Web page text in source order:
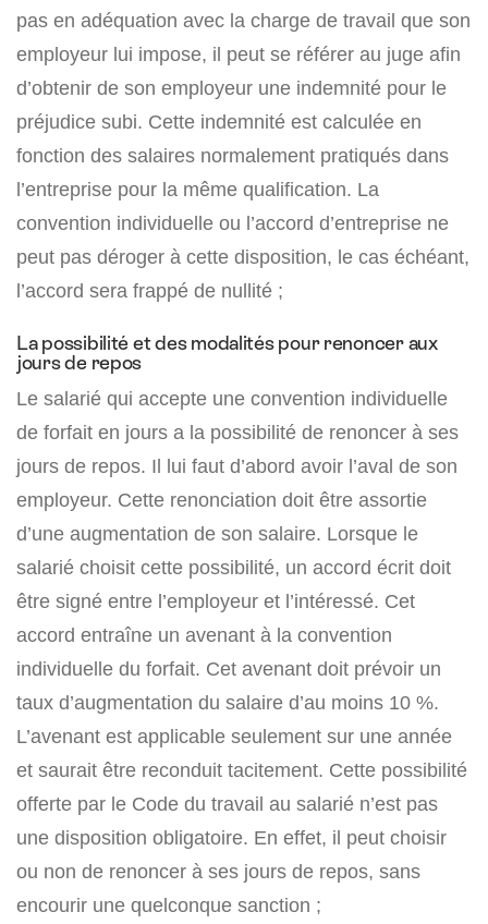
pas en adéquation avec la charge de travail que son
employeur lui impose, il peut se référer au juge afin
d’obtenir de son employeur une indemnité pour le
préjudice subi. Cette indemnité est calculée en
fonction des salaires normalement pratiqués dans
l’entreprise pour la même qualification. La
convention individuelle ou l’accord d’entreprise ne
peut pas déroger à cette disposition, le cas échéant,
l’accord sera frappé de nullité ;
La possibilité et des modalités pour renoncer aux
jours de repos
Le salarié qui accepte une convention individuelle
de forfait en jours a la possibilité de renoncer à ses
jours de repos. Il lui faut d’abord avoir l’aval de son
employeur. Cette renonciation doit être assortie
d’une augmentation de son salaire. Lorsque le
salarié choisit cette possibilité, un accord écrit doit
être signé entre l’employeur et l’intéressé. Cet
accord entraîne un avenant à la convention
individuelle du forfait. Cet avenant doit prévoir un
taux d’augmentation du salaire d’au moins 10 %.
L’avenant est applicable seulement sur une année
et saurait être reconduit tacitement. Cette possibilité
offerte par le Code du travail au salarié n’est pas
une disposition obligatoire. En effet, il peut choisir
ou non de renoncer à ses jours de repos, sans
encourir une quelconque sanction ;